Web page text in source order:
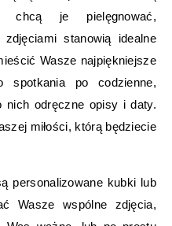
je pielęgnować,
stanowią idealne
Wasze najpiękniejsze
spotkania po codzienne,
nich odręczne opisy i daty.
miłości, którą będziecie
personalizowane kubki lub
Wasze wspólne zdjęcia,